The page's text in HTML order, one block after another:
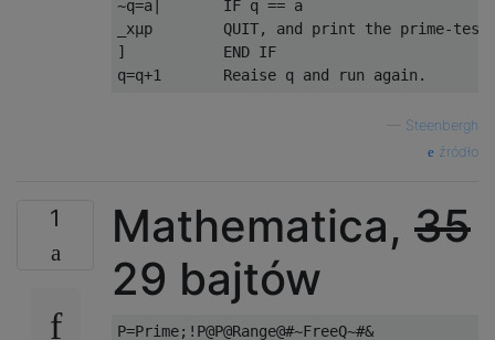
~q=a|       IF q == a
_xµp        QUIT, and print the prime-
]           END IF
Steenbergh
źródło
1 Mathematica, 35
29 bajtów